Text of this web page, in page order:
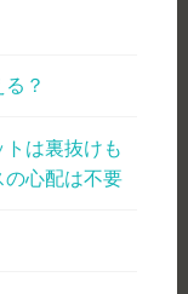
？
は裏抜けも
の心配は不要